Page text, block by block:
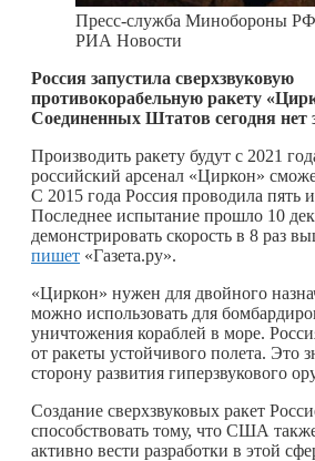
Пресс-служба Минобороны
РИА Новости
Россия запустила сверхзвуковую
противокорабельную ракету
Соединенных Штатов сегодня
Производить ракету будут с 2021
российский арсенал «Циркон»
С 2015 года Россия проводила пять
Последнее испытание прошло 10
демонстрировать скорость в 8 раз
пишет «Газета.ру».
«Циркон» нужен для двойного
можно использовать для
уничтожения кораблей в море.
от ракеты устойчивого полета. Это
сторону развития гиперзвукового
Создание сверхзвуковых ракет
способствовать тому, что США
активно вести разработки в этой